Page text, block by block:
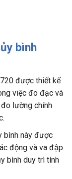
bình
được thiết kế
việc đo đạc và
lường chính
bình này được
động và va đập
bình duy trì tính